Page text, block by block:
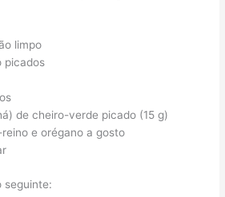
limpo
picados
de cheiro-verde picado (15 g)
e orégano a gosto
seguinte: